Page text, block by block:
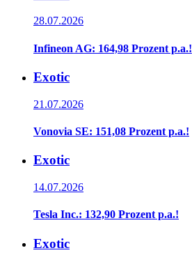
28.07.2026
Infineon AG: 164,98 Prozent p.a.!
Exotic
21.07.2026
Vonovia SE: 151,08 Prozent p.a.!
Exotic
14.07.2026
Tesla Inc.: 132,90 Prozent p.a.!
Exotic